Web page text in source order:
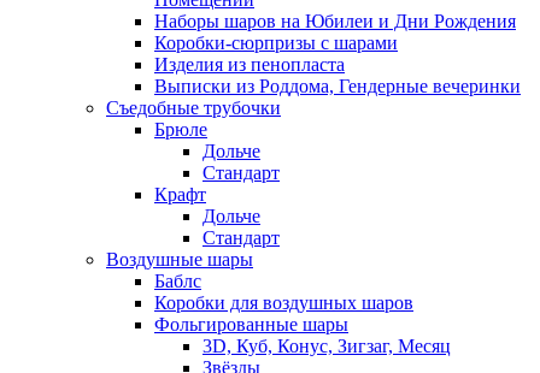
Наборы шаров на Юбилеи и Дни Рождения
Коробки-сюрпризы с шарами
Изделия из пенопласта
Выписки из Роддома, Гендерные вечеринки
Съедобные трубочки
Брюле
Дольче
Стандарт
Крафт
Дольче
Стандарт
Воздушные шары
Баблс
Коробки для воздушных шаров
Фольгированные шары
3D, Куб, Конус, Зигзаг, Месяц
Звёзды